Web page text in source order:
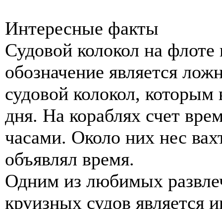
Интересные факты
Судовой колокол на
обозначение является
судовой колокол, которым
дня. На кораблях счет
часами. Около них нес
объявлял время.
Одним из любимых
круизных судов является